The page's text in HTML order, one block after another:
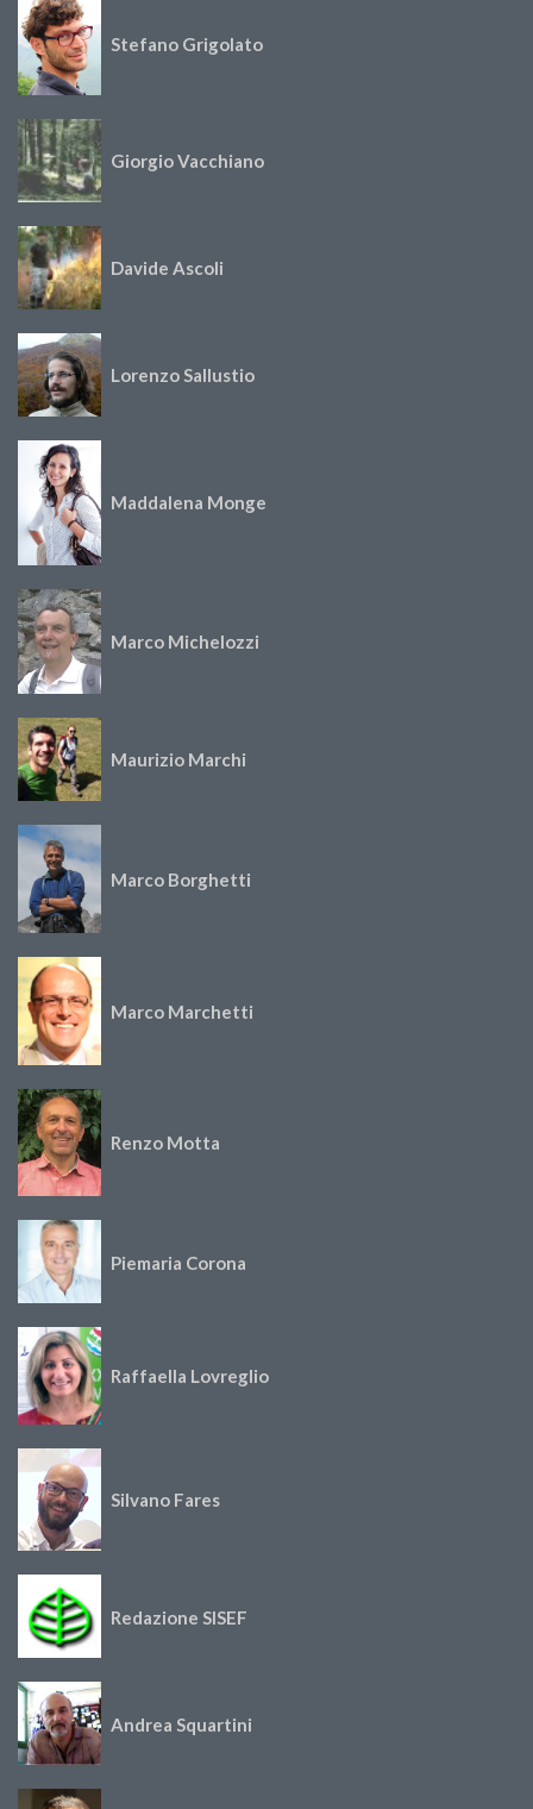
Stefano Grigolato
Giorgio Vacchiano
Davide Ascoli
Lorenzo Sallustio
Maddalena Monge
Marco Michelozzi
Maurizio Marchi
Marco Borghetti
Marco Marchetti
Renzo Motta
Piemaria Corona
Raffaella Lovreglio
Silvano Fares
Redazione SISEF
Andrea Squartini